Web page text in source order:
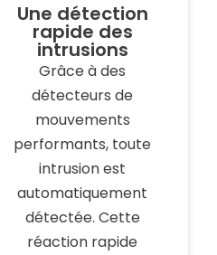
Une détection
rapide des
intrusions
Grâce à des
détecteurs de
mouvements
performants, toute
intrusion est
automatiquement
détectée. Cette
réaction rapide